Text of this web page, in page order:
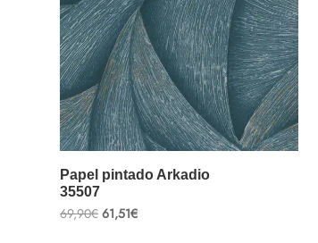
Papel pintado Arkadio
35507
69,90€ El
precio
61,51€El